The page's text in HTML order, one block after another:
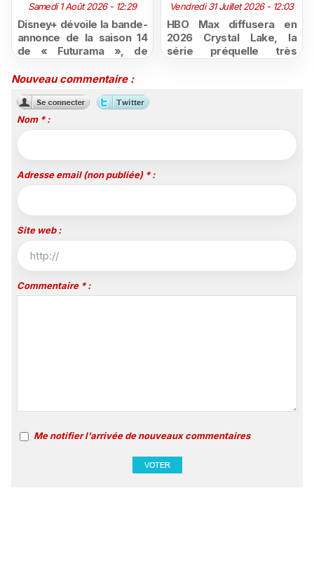
Samedi 1 Août 2026 - 12:29
Disney+ dévoile la bande-
annonce de la saison 14
de « Futurama », de
Vendredi 31 Juillet 2026 - 12:03
HBO Max diffusera en
2026 Crystal Lake, la
série préquelle très
Nouveau commentaire :
Nom * :
Adresse email (non publiée) * :
Site web :
Commentaire * :
Me notifier l'arrivée de nouveaux commentaires